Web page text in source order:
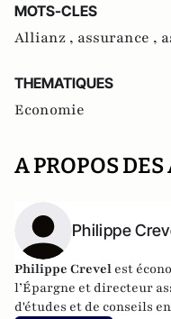
MOTS-CLES
Allianz , assurance ,
THEMATIQUES
Economie
A PROPOS
Philippe
Philippe Crevel est
l’Épargne et directeur
d'études et de conseils